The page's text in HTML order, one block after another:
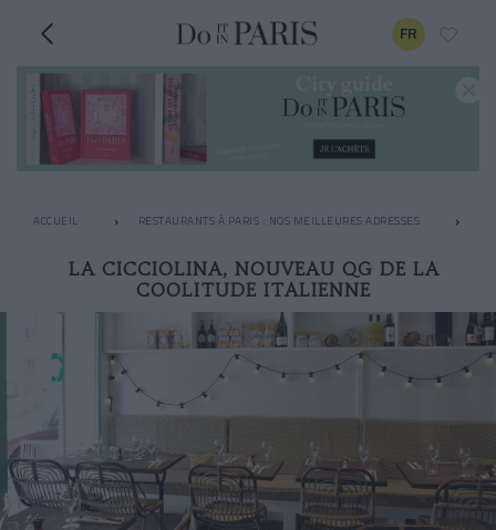
FR
ACCUEIL RESTAURANTS À PARIS : NOS MEILLEURES ADRESSES
LA CICCIOLINA, NOUVEAU QG DE LA
COOLITUDE ITALIENNE